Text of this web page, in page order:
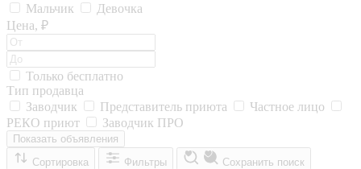
Мальчик
Девочка
Цена, ₽
Только бесплатно
Тип продавца
Заводчик
Представитель приюта
Частное лицо
РЕКО приют
Заводчик ПРО
Показать объявления
Сортировка
Фильтры Сохранить поиск